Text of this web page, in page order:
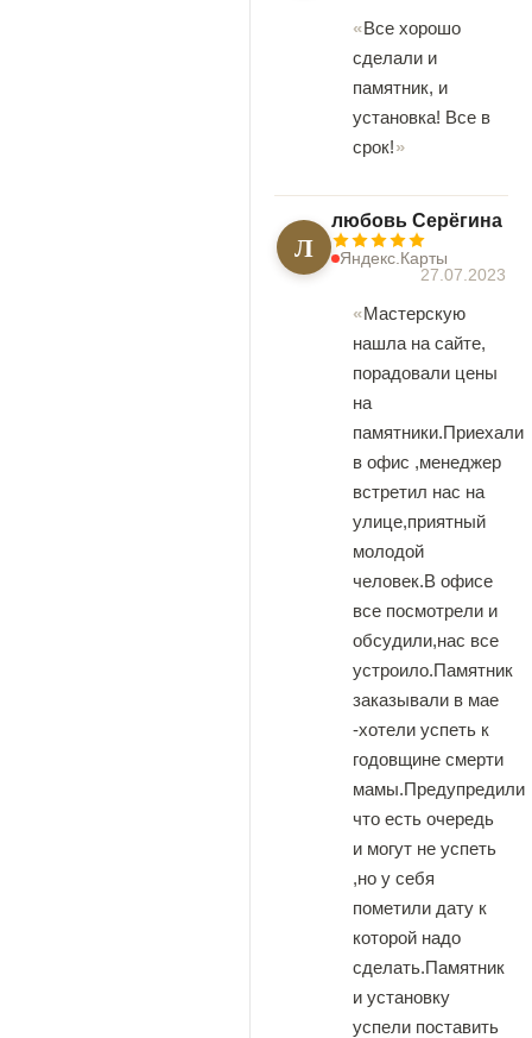
Все хорошо
сделали и
памятник, и
установка! Все в
срок!
Л
любовь Серёгина
Яндекс.Карты
27.07.2023
Мастерскую
нашла на сайте,
порадовали цены
на
памятники.Приехали
в офис ,менеджер
встретил нас на
улице,приятный
молодой
человек.В офисе
все посмотрели и
обсудили,нас все
устроило.Памятник
заказывали в мае
-хотели успеть к
годовщине смерти
мамы.Предупредили
что есть очередь
и могут не успеть
,но у себя
пометили дату к
которой надо
сделать.Памятник
и установку
успели поставить